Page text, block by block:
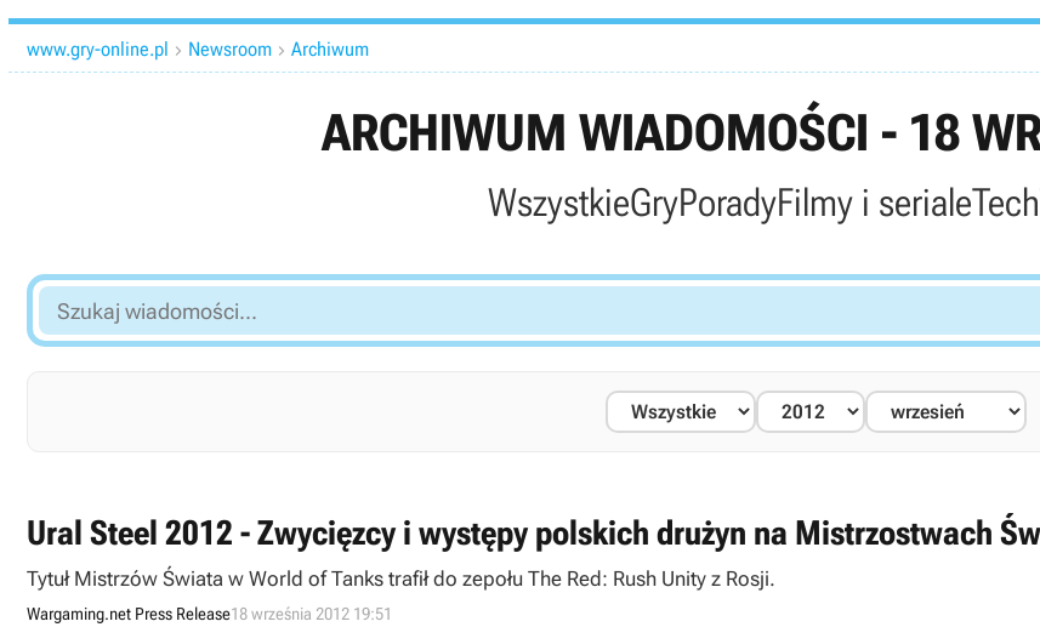
www.gry-online.pl  Newsroom  Archiwum
ARCHIWUM WIADOMOŚCI - 18
WszystkieGryPoradyFilmy i serialeTech
Szukaj
wiadomości...
Ural Steel 2012 - Zwycięzcy i występy polskich drużyn na Mistrzostwach
Tytuł Mistrzów Świata w World of Tanks trafił do zepołu The Red: Rush Unity z Rosji.
Wargaming.net Press Release18 września 2012 19:51